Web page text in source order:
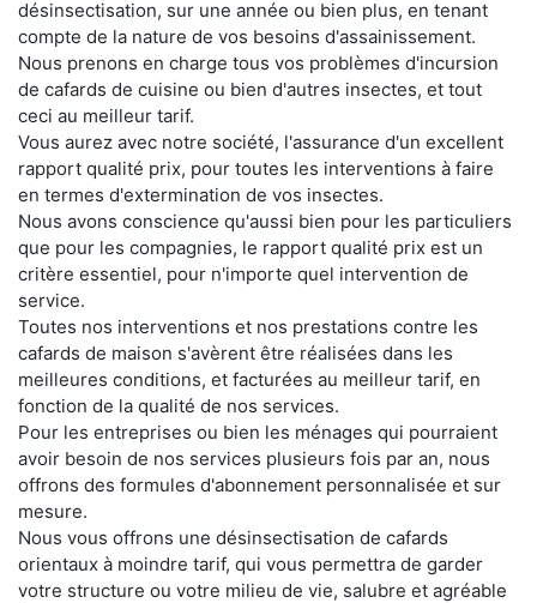
désinsectisation, sur une année ou bien plus, en tenant
compte de la nature de vos besoins d'assainissement.
Nous prenons en charge tous vos problèmes d'incursion
de cafards de cuisine ou bien d'autres insectes, et tout
ceci au meilleur tarif.
Vous aurez avec notre société, l'assurance d'un excellent
rapport qualité prix, pour toutes les interventions à faire
en termes d'extermination de vos insectes.
Nous avons conscience qu'aussi bien pour les particuliers
que pour les compagnies, le rapport qualité prix est un
critère essentiel, pour n'importe quel intervention de
service.
Toutes nos interventions et nos prestations contre les
cafards de maison s'avèrent être réalisées dans les
meilleures conditions, et facturées au meilleur tarif, en
fonction de la qualité de nos services.
Pour les entreprises ou bien les ménages qui pourraient
avoir besoin de nos services plusieurs fois par an, nous
offrons des formules d'abonnement personnalisée et sur
mesure.
Nous vous offrons une désinsectisation de cafards
orientaux à moindre tarif, qui vous permettra de garder
votre structure ou votre milieu de vie, salubre et agréable